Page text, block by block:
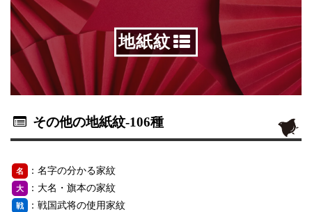
地紙紋
その他の地紙紋-106種
名 ：名字の分かる家紋
大 ：大名・旗本の家紋
戦 ：戦国武将の使用家紋